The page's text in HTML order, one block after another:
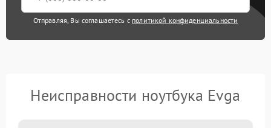
Отправляя, Вы соглашаетесь с политикой конфиденциальности
Неисправности ноутбука Evga